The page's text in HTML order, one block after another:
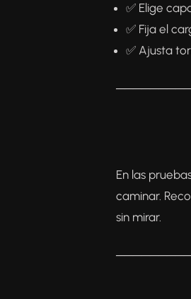
✅ Elige
✅ Fija el
✅ Ajusta
En las
caminar.
sin mirar.